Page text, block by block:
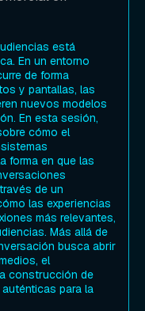
está
En un entorno
de forma
y pantallas, las
nuevos modelos
En esta sesión,
cómo el
forma en que las
de un
las experiencias
más relevantes,
Más allá de
busca abrir
el
construcción de
para la